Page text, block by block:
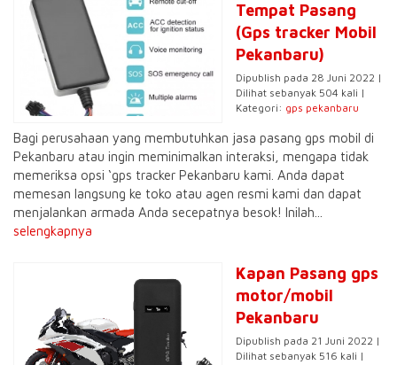
Tempat Pasang
(Gps tracker Mobil
Pekanbaru)
Dipublish pada 28 Juni 2022 |
Dilihat sebanyak 504 kali |
Kategori: gps pekanbaru
Bagi perusahaan yang membutuhkan jasa pasang gps mobil di
Pekanbaru atau ingin meminimalkan interaksi, mengapa tidak
memeriksa opsi ‘gps tracker Pekanbaru kami. Anda dapat
memesan langsung ke toko atau agen resmi kami dan dapat
menjalankan armada Anda secepatnya besok! Inilah...
selengkapnya
Kapan Pasang gps
motor/mobil
Pekanbaru
Dipublish pada 21 Juni 2022 |
Dilihat sebanyak 516 kali |